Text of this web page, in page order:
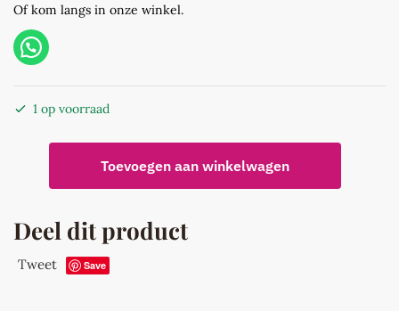
Of kom langs in onze winkel.
1 op voorraad
Sinaasappels
cm
aantal
Toevoegen aan winkelwagen
Deel dit product
Tweet Save